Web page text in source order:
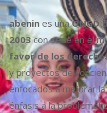
abenin es unaONGD
2003con sede en el
favor de los
y proyectos de
enfocados a mejorar
énfasis a la